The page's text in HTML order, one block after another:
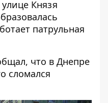
Князя
патрульная
что в Днепре
сломался